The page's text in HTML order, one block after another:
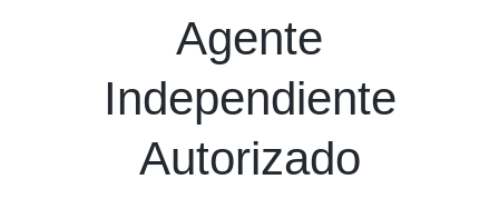
Agente
Independiente
Autorizado